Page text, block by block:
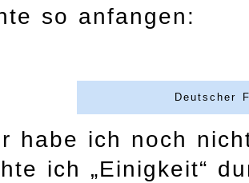
so anfangen:
Deutscher
habe ich noch
ich „Einigkeit“